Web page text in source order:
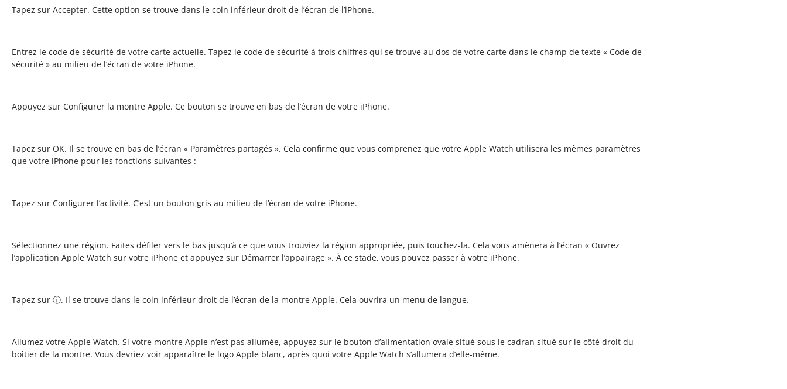
Tapez sur Accepter. Cette option se trouve dans le coin inférieur droit de l’écran de l’iPhone.
Entrez le code de sécurité de votre carte actuelle. Tapez le code de sécurité à trois chiffres qui se trouve au dos de votre carte dans le champ de texte « Code de
sécurité » au milieu de l’écran de votre iPhone.
Appuyez sur Configurer la montre Apple. Ce bouton se trouve en bas de l’écran de votre iPhone.
Tapez sur OK. Il se trouve en bas de l’écran « Paramètres partagés ». Cela confirme que vous comprenez que votre Apple Watch utilisera les mêmes paramètres
que votre iPhone pour les fonctions suivantes :
Tapez sur Configurer l’activité. C’est un bouton gris au milieu de l’écran de votre iPhone.
Sélectionnez une région. Faites défiler vers le bas jusqu’à ce que vous trouviez la région appropriée, puis touchez-la. Cela vous amènera à l’écran « Ouvrez
l’application Apple Watch sur votre iPhone et appuyez sur Démarrer l’appairage ». À ce stade, vous pouvez passer à votre iPhone.
Tapez sur ⓘ. Il se trouve dans le coin inférieur droit de l’écran de la montre Apple. Cela ouvrira un menu de langue.
Allumez votre Apple Watch. Si votre montre Apple n’est pas allumée, appuyez sur le bouton d’alimentation ovale situé sous le cadran situé sur le côté droit du
boîtier de la montre. Vous devriez voir apparaître le logo Apple blanc, après quoi votre Apple Watch s’allumera d’elle-même.